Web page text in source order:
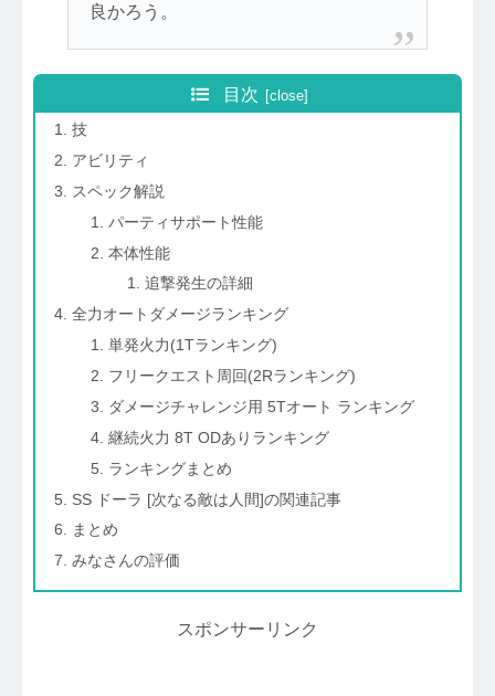
良かろう。
目次
技
アビリティ
スペック解説
パーティサポート性能
本体性能
追撃発生の詳細
全力オートダメージランキング
単発火力(1Tランキング)
フリークエスト周回(2Rランキング)
ダメージチャレンジ用 5Tオート ランキング
継続火力 8T ODありランキング
ランキングまとめ
SS ドーラ [次なる敵は人間]の関連記事
まとめ
みなさんの評価
スポンサーリンク